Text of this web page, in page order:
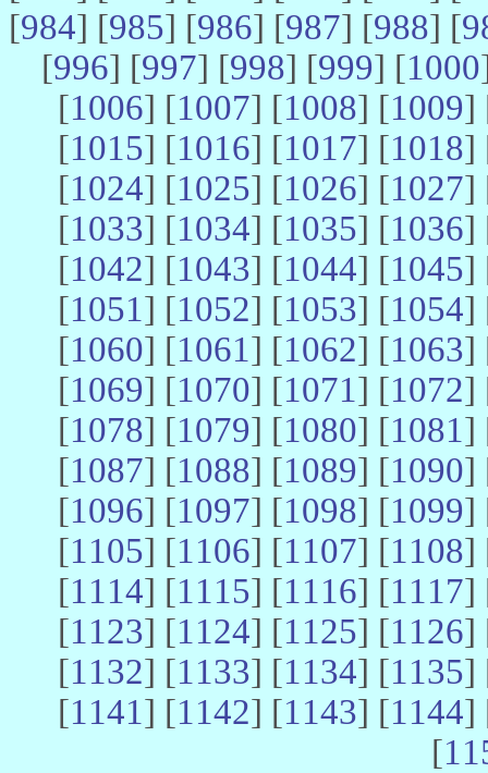
[984] [985] [986] [987] [988] [
[996] [997] [998] [999] [1000
[1006] [1007] [1008] [1009]
[1015] [1016] [1017] [1018]
[1024] [1025] [1026] [1027]
[1033] [1034] [1035] [1036]
[1042] [1043] [1044] [1045]
[1051] [1052] [1053] [1054]
[1060] [1061] [1062] [1063]
[1069] [1070] [1071] [1072]
[1078] [1079] [1080] [1081]
[1087] [1088] [1089] [1090]
[1096] [1097] [1098] [1099]
[1105] [1106] [1107] [1108]
[1114] [1115] [1116] [1117]
[1123] [1124] [1125] [1126]
[1132] [1133] [1134] [1135]
[1141] [1142] [1143] [1144]
[